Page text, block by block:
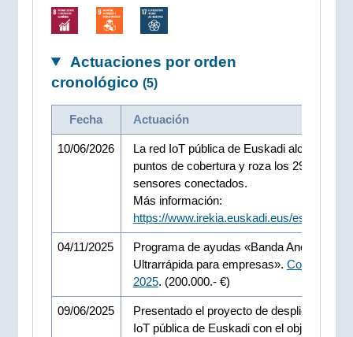
Actuaciones por orden
cronológico (5)
Fecha Actuación
10/06/2026
La red IoT pública de Euskadi alcanza los
puntos de cobertura y roza los 295.000
sensores conectados.
Más información:
https://www.irekia.euskadi.eus/es/news/
04/11/2025
Programa de ayudas «Banda Ancha
Ultrarrápida para empresas».
2025. (200.000.- €)
09/06/2025
Presentado el proyecto de despliegue de
IoT pública de Euskadi con el objetivo de